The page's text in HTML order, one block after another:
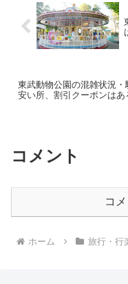
東武動物公園の混雑状況・
安い所、割引クーポンはあ
コメント
コ
ホーム 旅行・行